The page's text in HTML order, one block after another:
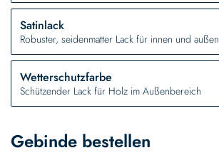
Satinlack
Robuster, seidenmatter Lack für innen und außen
Wetterschutzfarbe
Schützender Lack für Holz im Außenbereich
Gebinde bestellen